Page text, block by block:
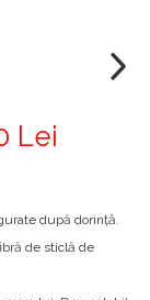
Lei
după dorință.
de sticlă de